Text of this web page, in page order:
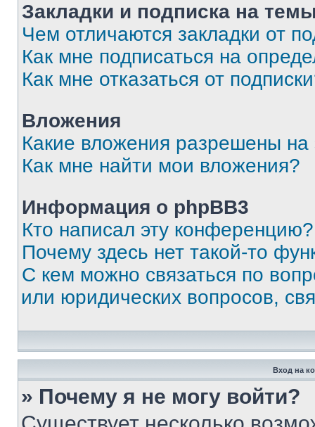
Закладки и подписка на
Чем отличаются закладки от
Как мне подписаться на
Как мне отказаться от
Вложения
Какие вложения разрешены
Как мне найти мои вложения?
Информация о phpBB3
Кто написал эту конференцию?
Почему здесь нет такой-то
С кем можно связаться по
или юридических вопросов,
Вход на
» Почему я не могу войти?